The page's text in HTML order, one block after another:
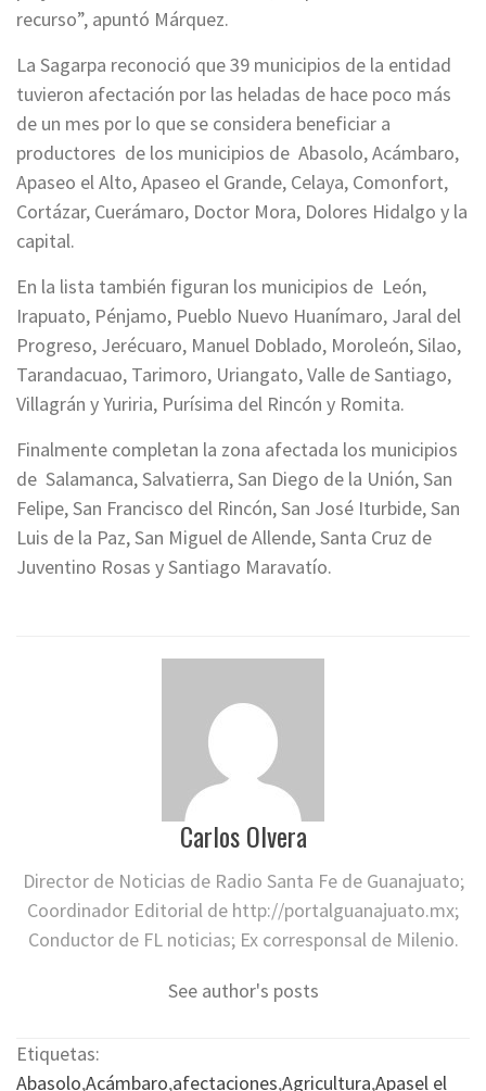
recurso”, apuntó Márquez.
La Sagarpa reconoció que 39 municipios de la entidad
tuvieron afectación por las heladas de hace poco más
de un mes por lo que se considera beneficiar a
productores de los municipios de Abasolo, Acámbaro,
Apaseo el Alto, Apaseo el Grande, Celaya, Comonfort,
Cortázar, Cuerámaro, Doctor Mora, Dolores Hidalgo y la
capital.
En la lista también figuran los municipios de León,
Irapuato, Pénjamo, Pueblo Nuevo Huanímaro, Jaral del
Progreso, Jerécuaro, Manuel Doblado, Moroleón, Silao,
Tarandacuao, Tarimoro, Uriangato, Valle de Santiago,
Villagrán y Yuriria, Purísima del Rincón y Romita.
Finalmente completan la zona afectada los municipios
de Salamanca, Salvatierra, San Diego de la Unión, San
Felipe, San Francisco del Rincón, San José Iturbide, San
Luis de la Paz, San Miguel de Allende, Santa Cruz de
Juventino Rosas y Santiago Maravatío.
Carlos Olvera
Director de Noticias de Radio Santa Fe de Guanajuato;
Coordinador Editorial de http://portalguanajuato.mx;
Conductor de FL noticias; Ex corresponsal de Milenio.
See author's posts
Etiquetas:
Abasolo,Acámbaro,afectaciones,Agricultura,Apasel el